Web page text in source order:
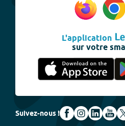
L'application
sur votre
Suivez-nous !